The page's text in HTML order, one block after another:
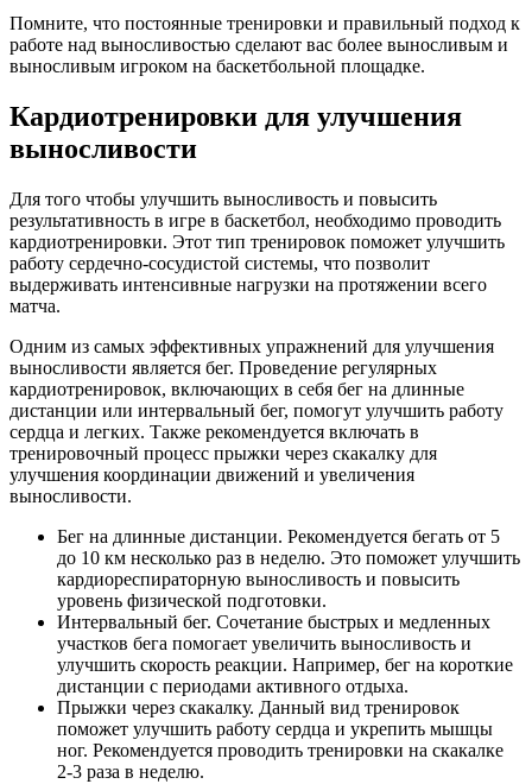
Помните, что постоянные тренировки и правильный подход к
работе над выносливостью сделают вас более выносливым и
выносливым игроком на баскетбольной площадке.
Кардиотренировки для улучшения
выносливости
Для того чтобы улучшить выносливость и повысить
результативность в игре в баскетбол, необходимо проводить
кардиотренировки. Этот тип тренировок поможет улучшить
работу сердечно-сосудистой системы, что позволит
выдерживать интенсивные нагрузки на протяжении всего
матча.
Одним из самых эффективных упражнений для улучшения
выносливости является бег. Проведение регулярных
кардиотренировок, включающих в себя бег на длинные
дистанции или интервальный бег, помогут улучшить работу
сердца и легких. Также рекомендуется включать в
тренировочный процесс прыжки через скакалку для
улучшения координации движений и увеличения
выносливости.
Бег на длинные дистанции. Рекомендуется бегать от 5
до 10 км несколько раз в неделю. Это поможет улучшить
кардиореспираторную выносливость и повысить
уровень физической подготовки.
Интервальный бег. Сочетание быстрых и медленных
участков бега помогает увеличить выносливость и
улучшить скорость реакции. Например, бег на короткие
дистанции с периодами активного отдыха.
Прыжки через скакалку. Данный вид тренировок
поможет улучшить работу сердца и укрепить мышцы
ног. Рекомендуется проводить тренировки на скакалке
2-3 раза в неделю.